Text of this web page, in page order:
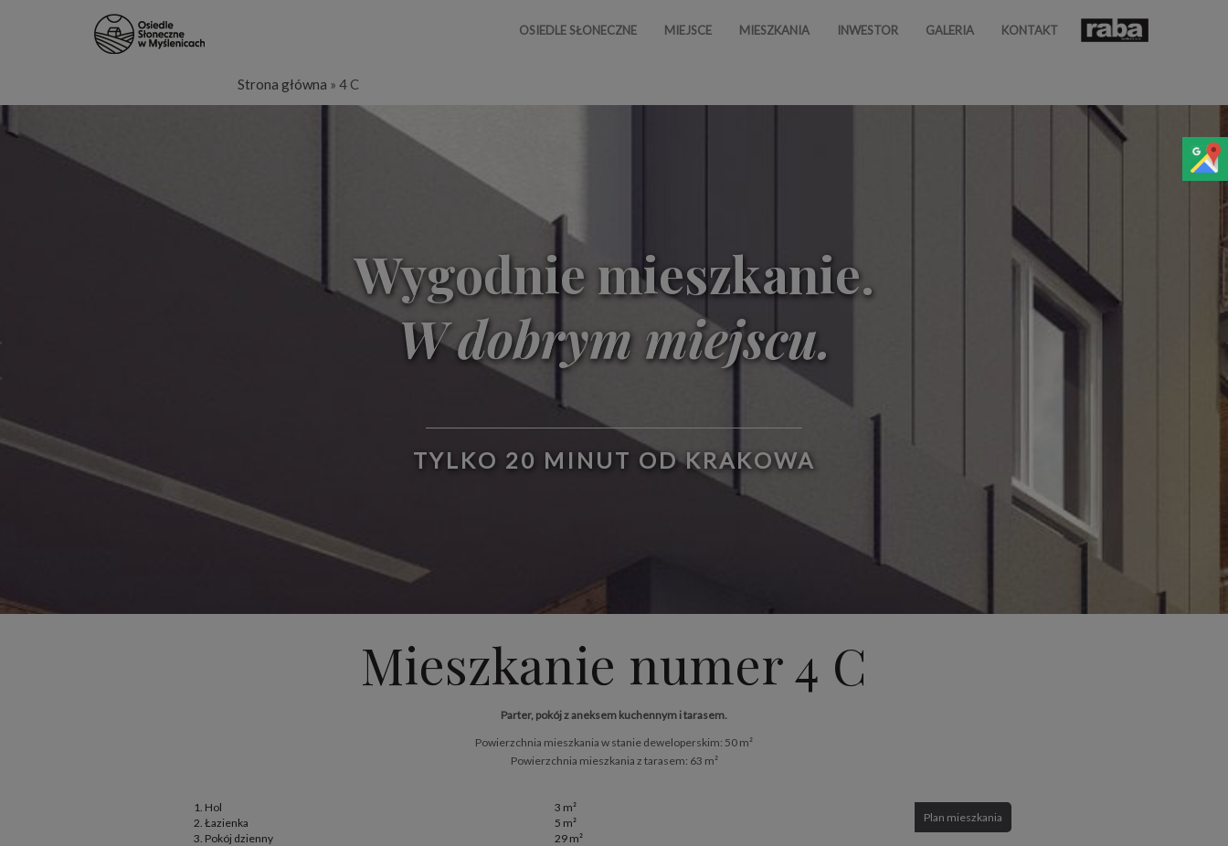
OSIEDLE SŁONECZNE MIEJSCE MIESZKANIA INWESTOR GALERIA KONTAKT
Strona główna » 4 C
Wygodnie mieszkanie.
W dobrym miejscu.
TYLKO 20 MINUT OD KRAKOWA
Mieszkanie numer 4 C
Parter, pokój z aneksem kuchennym i tarasem.
Powierzchnia mieszkania w stanie deweloperskim: 50 m²
Powierzchnia mieszkania z tarasem: 63 m²
1. Hol
3 m²
2. Łazienka
5 m²
3. Pokój dzienny
29 m²
Plan mieszkania